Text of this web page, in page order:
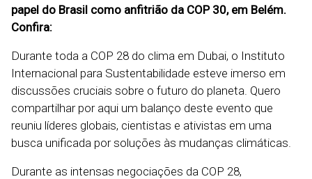
papel do Brasil como anfitrião da COP 30, em Belém.
Confira:
Durante toda a COP 28 do clima em Dubai, o Instituto
Internacional para Sustentabilidade esteve imerso em
discussões cruciais sobre o futuro do planeta. Quero
compartilhar por aqui um balanço deste evento que
reuniu líderes globais, cientistas e ativistas em uma
busca unificada por soluções às mudanças climáticas.
Durante as intensas negociações da COP 28,